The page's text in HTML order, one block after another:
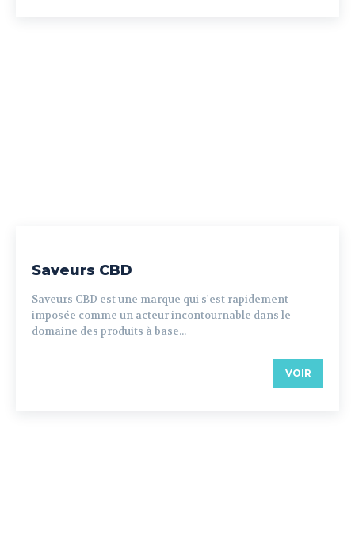
Saveurs CBD
Saveurs CBD est une marque qui s'est rapidement
imposée comme un acteur incontournable dans le
domaine des produits à base...
VOIR